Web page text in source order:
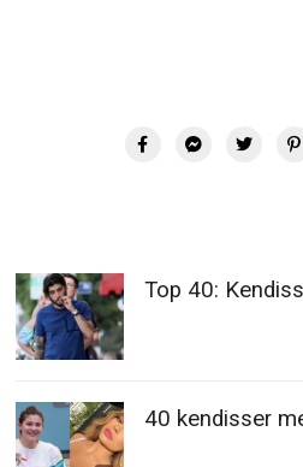
Top 40:
40 kendisser